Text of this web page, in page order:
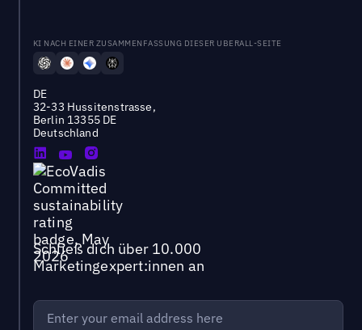
KI NACH EINER ZUSAMMENFASSUNG DIESER UBERALL-SEITE
DE
32-33 Hussitenstrasse,
Berlin 13355 DE
Deutschland
Schließ dich über 10.000
Marketingexpert:innen an